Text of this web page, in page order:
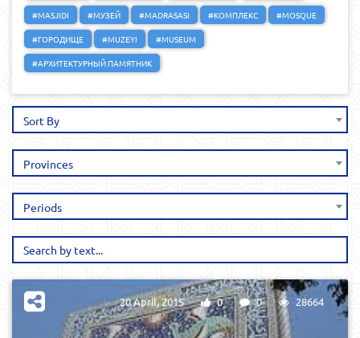
#MASJIDI
#МУЗЕЙ #MADRASASI #КОМПЛЕКС
#MOSQUE
#ГОРОДИЩЕ
#MUZEYI
#MUSEUM
#АРХИТЕКТУРНЫЙ ПАМЯТНИК
Sort By
Provinces
Periods
20 April, 2015 0 0 28664